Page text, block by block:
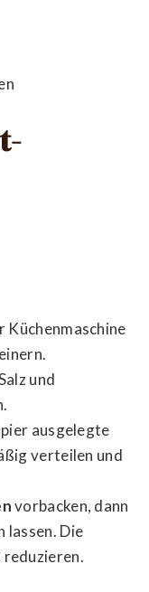
Küchenmaschine
und
ausgelegte
verteilen und
vorbacken, dann
lassen. Die
reduzieren.